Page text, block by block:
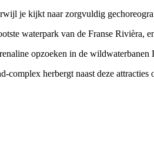
je kijkt naar zorgvuldig
waterpark van de Franse Rivièra,
opzoeken in de
complex herbergt naast deze